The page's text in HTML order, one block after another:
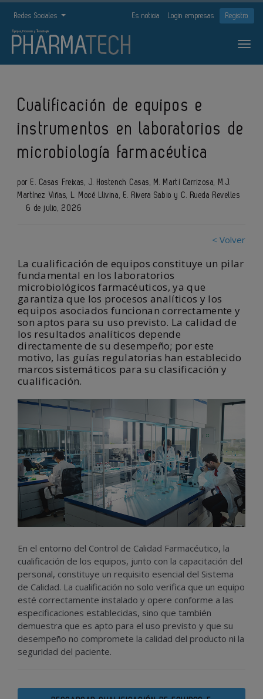
Redes Sociales Es noticia Login empresas Registro
Cualificación de equipos e
instrumentos en laboratorios de
microbiología farmacéutica
por E. Casas Freixas, J. Hostench Casas, M. Martí Carrizosa, M.J.
Martínez Viñas, L. Mocé Llivina, E. Rivera Sabio y C. Rueda Revelles
6 de julio, 2026
< Volver
La cualificación de equipos constituye un pilar
fundamental en los laboratorios
microbiológicos farmacéuticos, ya que
garantiza que los procesos analíticos y los
equipos asociados funcionan correctamente y
son aptos para su uso previsto. La calidad de
los resultados analíticos depende
directamente de su desempeño; por este
motivo, las guías regulatorias han establecido
marcos sistemáticos para su clasificación y
cualificación.
En el entorno del Control de Calidad Farmacéutico, la
cualificación de los equipos, junto con la capacitación del
personal, constituye un requisito esencial del Sistema
de Calidad. La cualificación no solo verifica que un equipo
esté correctamente instalado y opere conforme a las
especificaciones establecidas, sino que también
demuestra que es apto para el uso previsto y que su
desempeño no compromete la calidad del producto ni la
seguridad del paciente.